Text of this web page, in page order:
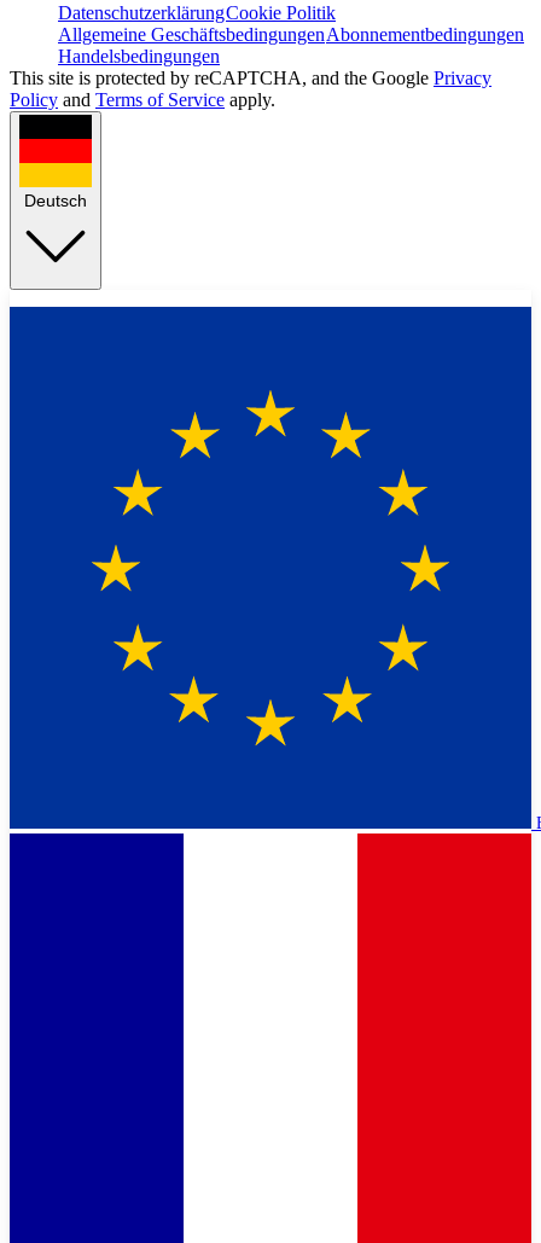
DatenschutzerklärungCookie Politik
Allgemeine GeschäftsbedingungenAbonnementbedingungen
Handelsbedingungen
This site is protected by reCAPTCHA, and the Google Privacy
Policy and Terms of Service apply.
Deutsch